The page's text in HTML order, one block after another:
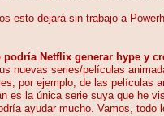
esto dejará sin trabajo a
podría Netflix generar hype y
nuevas series/películas
por ejemplo, de las películas
es la única serie suya que he
ayudar mucho. Vamos,